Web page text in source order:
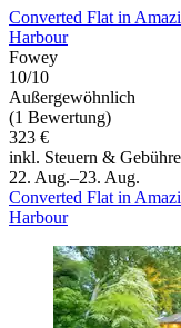
Converted Flat in
Harbour
Fowey
10/10
Außergewöhnlich
(1 Bewertung)
323 €
inkl. Steuern &
22. Aug.–23. Aug.
Converted Flat in
Harbour